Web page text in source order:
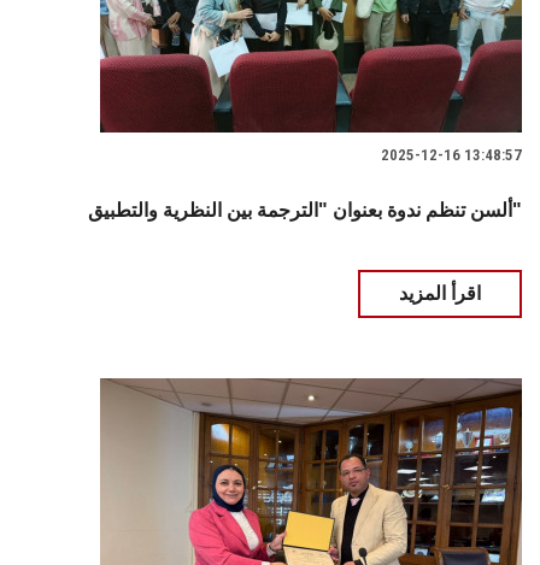
2025-12-16 13:48:57
ألسن تنظم ندوة بعنوان "الترجمة بين النظرية والتطبيق"
اقرأ المزيد